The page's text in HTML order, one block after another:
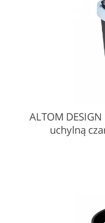
ALTOM
uchylną